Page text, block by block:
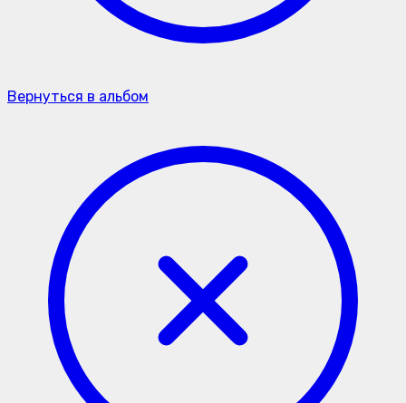
Вернуться в альбом